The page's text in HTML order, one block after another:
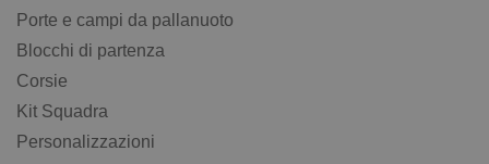
Porte e campi da pallanuoto
Blocchi di partenza
Corsie
Kit Squadra
Personalizzazioni